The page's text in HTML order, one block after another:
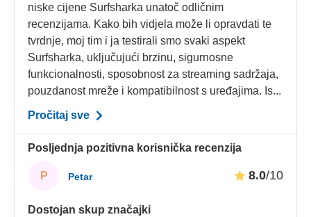
niske cijene Surfsharka unatoč odličnim
recenzijama. Kako bih vidjela može li opravdati te
tvrdnje, moj tim i ja testirali smo svaki aspekt
Surfsharka, uključujući brzinu, sigurnosne
funkcionalnosti, sposobnost za streaming sadržaja,
pouzdanost mreže i kompatibilnost s uređajima. Is...
Pročitaj sve
Posljednja pozitivna korisnička recenzija
P Petar 8.0/10
Dostojan skup značajki